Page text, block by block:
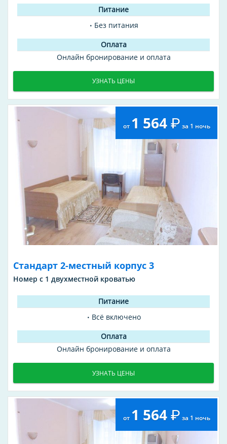
Без питания
Онлайн бронирование и оплата
УЗНАТЬ ЦЕНЫ
от 1 564 за 1 ночь
Стандарт 2-местный корпус 3
Номер с 1 двухместной кроватью
Всё включено
Онлайн бронирование и оплата
УЗНАТЬ ЦЕНЫ
от 1 564 за 1 ночь